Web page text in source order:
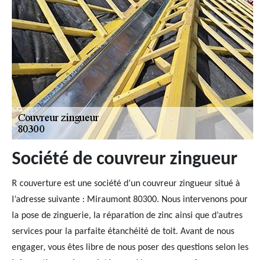
Société de couvreur zingueur
R couverture est une société d’un couvreur zingueur situé à
l’adresse suivante : Miraumont 80300. Nous intervenons pour
la pose de zinguerie, la réparation de zinc ainsi que d’autres
services pour la parfaite étanchéité de toit. Avant de nous
engager, vous êtes libre de nous poser des questions selon les